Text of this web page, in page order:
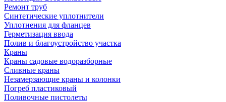
Ремонт труб
Синтетические уплотнители
Уплотнения для фланцев
Герметизация ввода
Полив и благоустройство участка
Краны
Краны садовые водоразборные
Сливные краны
Незамерзающие краны и колонки
Погреб пластиковый
Поливочные пистолеты